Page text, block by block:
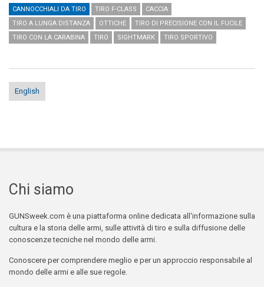
CANNOCCHIALI DA TIRO TIRO F-CLASS
CACCIA
TIRO A LUNGA DISTANZA
OTTICHE
TIRO DI PRECISIONE CON IL FUCILE
TIRO CON LA CARABINA
TIRO SIGHTMARK TIRO SPORTIVO
English
Chi siamo
GUNSweek.com è una piattaforma online dedicata all'informazione sulla
cultura e la storia delle armi, sulle attività di tiro e sulla diffusione delle
conoscenze tecniche nel mondo delle armi.
Conoscere per comprendere meglio e per un approccio responsabile al
mondo delle armi e alle sue regole.